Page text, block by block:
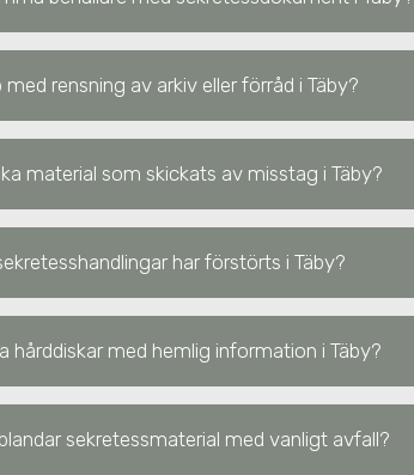
rensning av arkiv eller förråd i Täby?
material som skickats av misstag i Täby?
har förstörts i Täby?
hårddiskar med hemlig information i Täby?
sekretessmaterial med vanligt avfall?